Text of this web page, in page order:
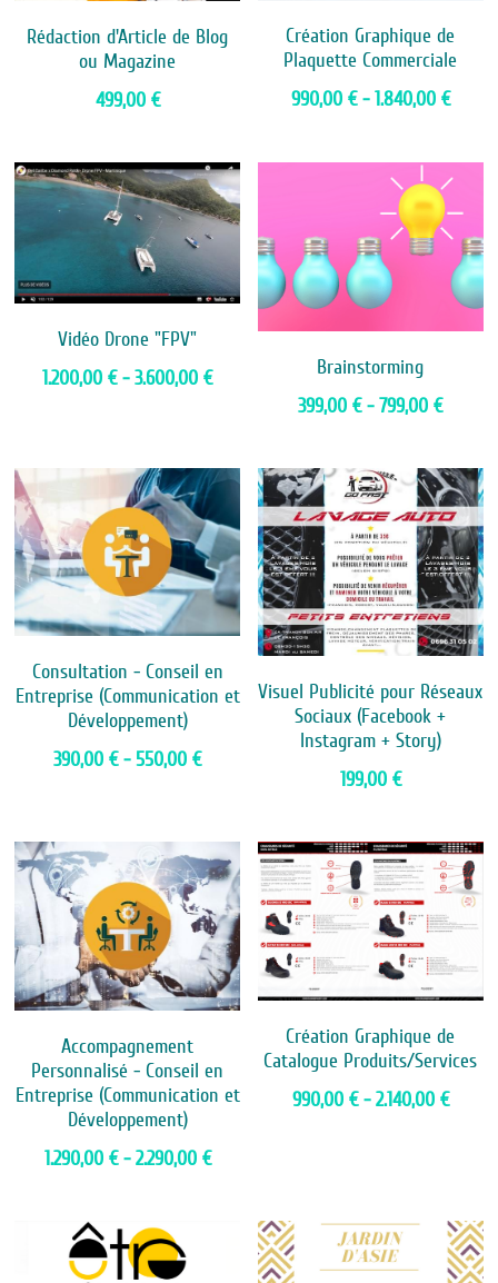
Rédaction d'Article de Blog
ou Magazine
499,00 €
Création Graphique de
Plaquette Commerciale
990,00 € - 1.840,00 €
Vidéo Drone "FPV"
1.200,00 € - 3.600,00 €
Brainstorming
399,00 € - 799,00 €
Consultation - Conseil en
Entreprise (Communication et
Développement)
390,00 € - 550,00 €
Visuel Publicité pour Réseaux
Sociaux (Facebook +
Instagram + Story)
199,00 €
Accompagnement
Personnalisé - Conseil en
Entreprise (Communication et
Développement)
1.290,00 € - 2.290,00 €
Création Graphique de
Catalogue Produits/Services
990,00 € - 2.140,00 €